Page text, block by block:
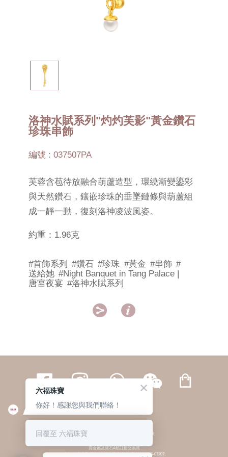
洛神水賦系列"灼灼芙影"黃金鑽石
珍珠串飾
編號 : 037507PA
芙蓉含苞待放融合葫蘆造型，環繞漸變鎏彩
與天然鑽石，鑲嵌珍珠的垂墜鏈條與葫蘆組
成一靜一動，復刻洛神凌波風姿。
約重：1.96克
#首飾系列 #鑽石 #珍珠 #黃金 #串飾 #
送給她 #Night Banquet in Tang Palace |
唐宮夜宴 #洛神水賦系列
 
繁體 | 簡体
© 六福集團 版權所有 不得轉載 私隱政策
貴金屬及寶石A類註冊交易商
(六福企業禮品(國際)有限公司-註冊號碼:A-B-24-05-07207;
六福珠寶
你好！感謝您與我們聯絡！
回覆至 六福珠寶